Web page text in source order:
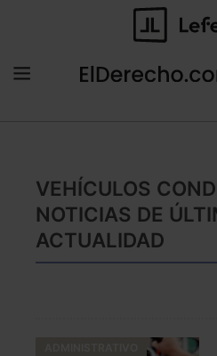
VEHÍCULOS
NOTICIAS DE
ACTUALIDAD